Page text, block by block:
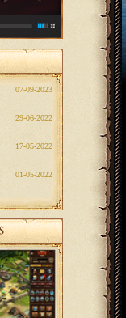
‎07-09-2023
‎29-06-2022
‎17-05-2022
‎01-05-2022